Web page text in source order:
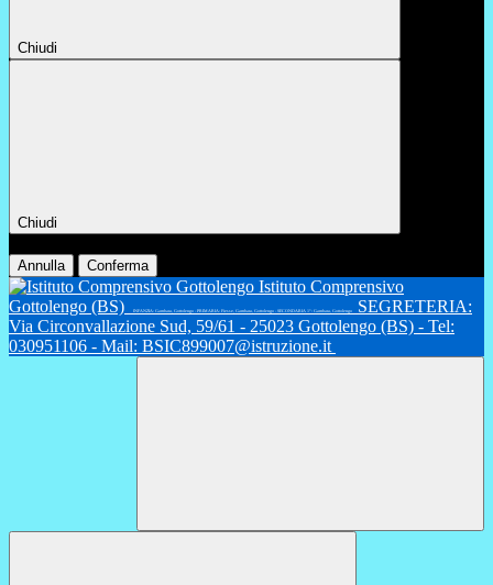
Chiudi
Chiudi
Annulla Conferma
Istituto Comprensivo
Gottolengo (BS)
INFANZIA: Gambara, Gottolengo - PRIMARIA: Fiesse, Gambara, Gottolengo - SECONDARIA 1°: Gambara, Gottolengo
SEGRETERIA:
Via Circonvallazione Sud, 59/61 - 25023 Gottolengo (BS) - Tel:
030951106 - Mail: BSIC899007@istruzione.it